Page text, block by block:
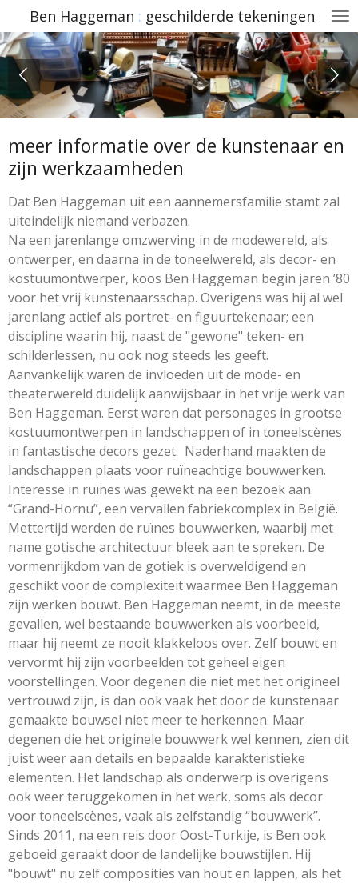
direct
naar
de
hoofdinhoud
Ben Haggeman : geschilderde tekeningen
meer informatie over de kunstenaar en
zijn werkzaamheden
Dat Ben Haggeman uit een aannemersfamilie stamt zal
uiteindelijk niemand verbazen.
Na een jarenlange omzwerving in de modewereld, als
ontwerper, en daarna in de toneelwereld, als decor- en
kostuumontwerper, koos Ben Haggeman begin jaren ’80
voor het vrij kunstenaarsschap. Overigens was hij al wel
jarenlang actief als portret- en figuurtekenaar; een
discipline waarin hij, naast de "gewone" teken- en
schilderlessen, nu ook nog steeds les geeft.
Aanvankelijk waren de invloeden uit de mode- en
theaterwereld duidelijk aanwijsbaar in het vrije werk van
Ben Haggeman. Eerst waren dat personages in grootse
kostuumontwerpen in landschappen of in toneelscènes
in fantastische decors gezet. Naderhand maakten de
landschappen plaats voor ruïneachtige bouwwerken.
Interesse in ruïnes was gewekt na een bezoek aan
“Grand-Hornu”, een vervallen fabriekcomplex in België.
Mettertijd werden de ruïnes bouwwerken, waarbij met
name gotische architectuur bleek aan te spreken. De
vormenrijkdom van de gotiek is overweldigend en
geschikt voor de complexiteit waarmee Ben Haggeman
zijn werken bouwt. Ben Haggeman neemt, in de meeste
gevallen, wel bestaande bouwwerken als voorbeeld,
maar hij neemt ze nooit klakkeloos over. Zelf bouwt en
vervormt hij zijn voorbeelden tot geheel eigen
voorstellingen. Voor degenen die niet met het origineel
vertrouwd zijn, is dan ook vaak het door de kunstenaar
gemaakte bouwsel niet meer te herkennen. Maar
degenen die het originele bouwwerk wel kennen, zien dit
juist weer aan details en bepaalde karakteristieke
elementen. Het landschap als onderwerp is overigens
ook weer teruggekomen in het werk, soms als decor
voor toneelscènes, vaak als zelfstandig “bouwwerk”.
Sinds 2011, na een reis door Oost-Turkije, is Ben ook
geboeid geraakt door de landelijke bouwstijlen. Hij
"bouwt" nu zelf composities van hout en lappen, als het